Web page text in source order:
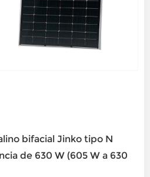
bifacial Jinko tipo N
de 630 W (605 W a 630